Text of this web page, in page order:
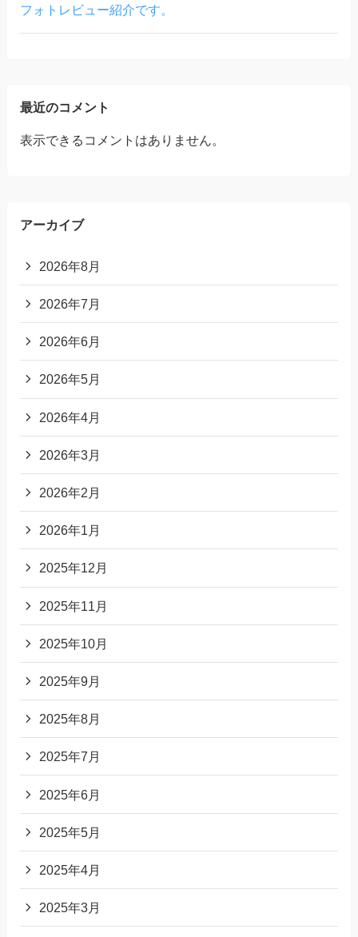
フォトレビュー紹介です。
最近のコメント
表示できるコメントはありません。
アーカイブ
2026年8月
2026年7月
2026年6月
2026年5月
2026年4月
2026年3月
2026年2月
2026年1月
2025年12月
2025年11月
2025年10月
2025年9月
2025年8月
2025年7月
2025年6月
2025年5月
2025年4月
2025年3月